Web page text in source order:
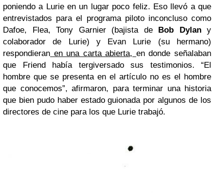
poniendo a Lurie en un lugar poco feliz. Eso llevó a que
entrevistados para el programa piloto inconcluso como
Dafoe, Flea, Tony Garnier (bajista de Bob Dylany
colaborador de Lurie) y Evan Lurie (su hermano)
respondieran en una carta abierta, en donde señalaban
que Friend había tergiversado sus testimonios. “El
hombre que se presenta en el artículo no es el hombre
que conocemos”, afirmaron, para terminar una historia
que bien pudo haber estado guionada por algunos de los
directores de cine para los que Lurie trabajó.